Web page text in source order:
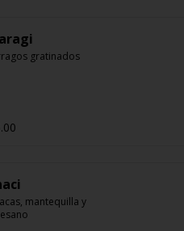
gratinados
mantequilla y